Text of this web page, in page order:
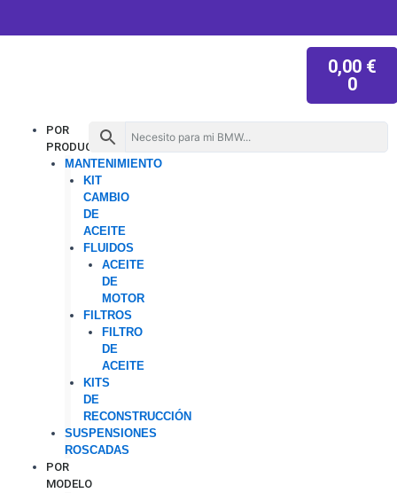
contenido
0,00 €
0
POR
PRODUCTO
MANTENIMIENTO
KIT
CAMBIO
DE
ACEITE
FLUIDOS
ACEITE
DE
MOTOR
FILTROS
FILTRO
DE
ACEITE
KITS
DE
RECONSTRUCCIÓN
SUSPENSIONES
ROSCADAS
POR
MODELO
Menu